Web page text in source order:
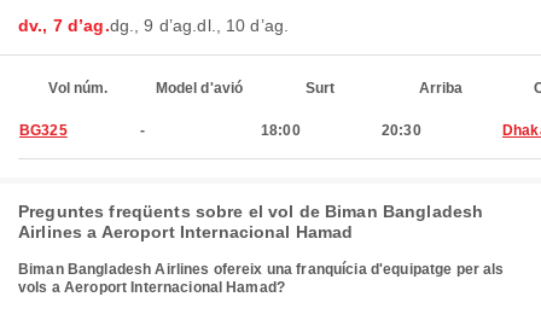
dv., 7 d’ag.dg., 9 d’ag.dl., 10 d’ag.
Vol núm. Model d'avió Surt Arriba
BG325 - 18:00 20:30
Preguntes freqüents sobre el vol de Biman Bangladesh
Airlines a Aeroport Internacional Hamad
Biman Bangladesh Airlines ofereix una franquícia d'equipatge per als
vols a Aeroport Internacional Hamad?